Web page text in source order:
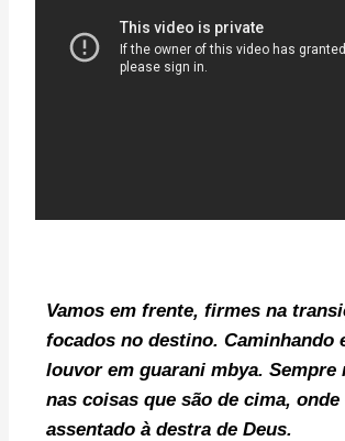
Vamos em frente, firmes na
focados no destino. Caminhando
louvor em guarani mbya. Sempre
nas coisas que são de cima,
assentado à destra de Deus.